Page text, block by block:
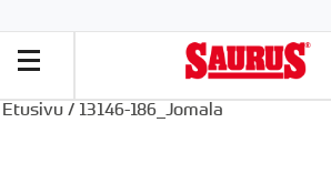
Etusivu / 13146-186_Jomala